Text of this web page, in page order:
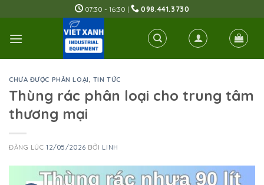
to
content
07:30 - 16:30 | 098.441.3730
CHƯA ĐƯỢC PHÂN LOẠI, TIN TỨC
Thùng rác phân loại cho trung tâm
thương mại
ĐĂNG LÚC12/05/2026 BỞI LINH